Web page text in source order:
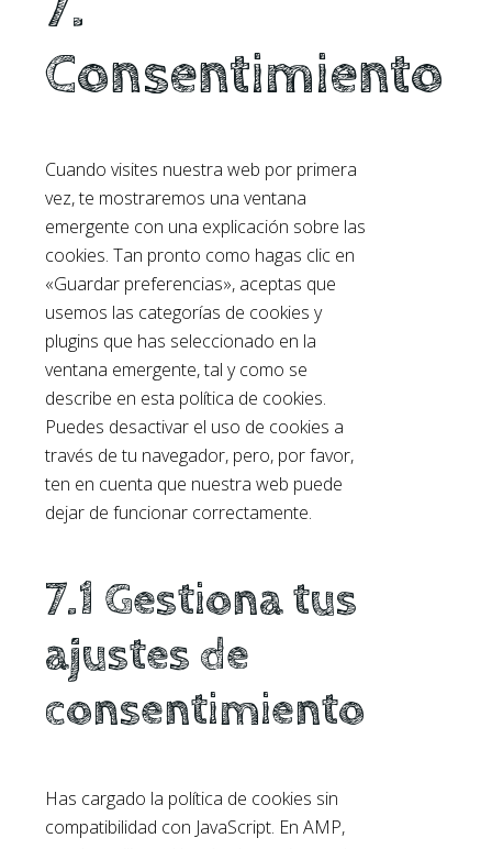
Consentimiento
Cuando visites nuestra web por primera
vez, te mostraremos una ventana
emergente con una explicación sobre las
cookies. Tan pronto como hagas clic en
«Guardar preferencias», aceptas que
usemos las categorías de cookies y
plugins que has seleccionado en la
ventana emergente, tal y como se
describe en esta política de cookies.
Puedes desactivar el uso de cookies a
través de tu navegador, pero, por favor,
ten en cuenta que nuestra web puede
dejar de funcionar correctamente.
7.1 Gestiona tus
ajustes de
consentimiento
Has cargado la política de cookies sin
compatibilidad con JavaScript. En AMP,